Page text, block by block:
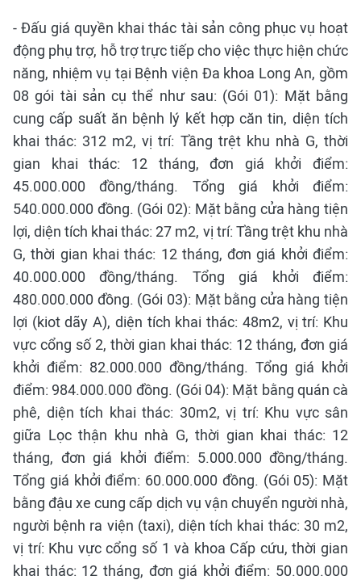
- Đấu giá quyền khai thác tài sản công phục vụ hoạt
động phụ trợ, hỗ trợ trực tiếp cho việc thực hiện chức
năng, nhiệm vụ tại Bệnh viện Đa khoa Long An, gồm
08 gói tài sản cụ thể như sau: (Gói 01): Mặt bằng
cung cấp suất ăn bệnh lý kết hợp căn tin, diện tích
khai thác: 312 m2, vị trí: Tầng trệt khu nhà G, thời
gian khai thác: 12 tháng, đơn giá khởi điểm:
45.000.000 đồng/tháng. Tổng giá khởi điểm:
540.000.000 đồng. (Gói 02): Mặt bằng cửa hàng tiện
lợi, diện tích khai thác: 27 m2, vị trí: Tầng trệt khu nhà
G, thời gian khai thác: 12 tháng, đơn giá khởi điểm:
40.000.000 đồng/tháng. Tổng giá khởi điểm:
480.000.000 đồng. (Gói 03): Mặt bằng cửa hàng tiện
lợi (kiot dãy A), diện tích khai thác: 48m2, vị trí: Khu
vực cổng số 2, thời gian khai thác: 12 tháng, đơn giá
khởi điểm: 82.000.000 đồng/tháng. Tổng giá khởi
điểm: 984.000.000 đồng. (Gói 04): Mặt bằng quán cà
phê, diện tích khai thác: 30m2, vị trí: Khu vực sân
giữa Lọc thận khu nhà G, thời gian khai thác: 12
tháng, đơn giá khởi điểm: 5.000.000 đồng/tháng.
Tổng giá khởi điểm: 60.000.000 đồng. (Gói 05): Mặt
bằng đậu xe cung cấp dịch vụ vận chuyển người nhà,
người bệnh ra viện (taxi), diện tích khai thác: 30 m2,
vị trí: Khu vực cổng số 1 và khoa Cấp cứu, thời gian
khai thác: 12 tháng, đơn giá khởi điểm: 50.000.000